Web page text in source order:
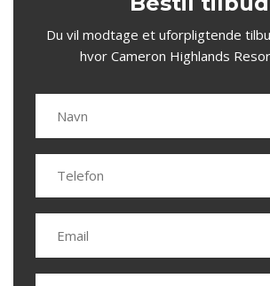
Du vil modtage et uforpligtende
hvor Cameron Highlands